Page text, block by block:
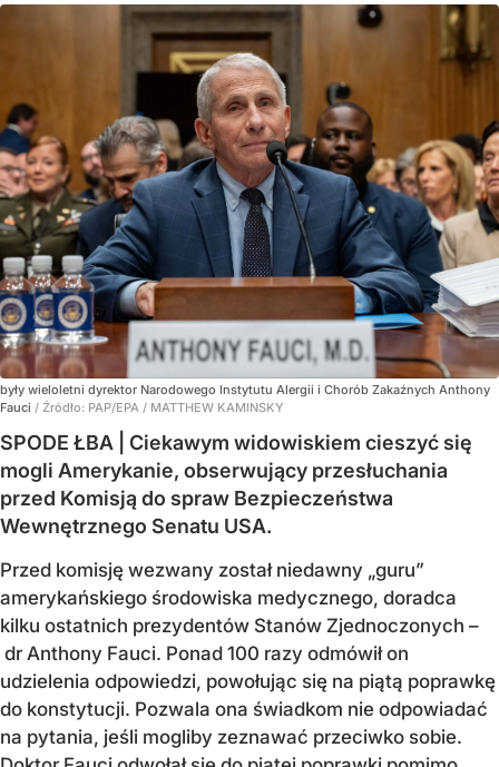
były wieloletni dyrektor Narodowego Instytutu Alergii i Chorób Zakaźnych Anthony
Fauci / Źródło: PAP/EPA / MATTHEW KAMINSKY
SPODE ŁBA | Ciekawym widowiskiem cieszyć się
mogli Amerykanie, obserwujący przesłuchania
przed Komisją do spraw Bezpieczeństwa
Wewnętrznego Senatu USA.
Przed komisję wezwany został niedawny „guru”
amerykańskiego środowiska medycznego, doradca
kilku ostatnich prezydentów Stanów Zjednoczonych –
dr Anthony Fauci. Ponad 100 razy odmówił on
udzielenia odpowiedzi, powołując się na piątą poprawkę
do konstytucji. Pozwala ona świadkom nie odpowiadać
na pytania, jeśli mogliby zeznawać przeciwko sobie.